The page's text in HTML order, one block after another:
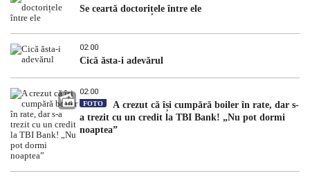
Se ceartă doctorițele între ele
02:00
Cică ăsta-i adevărul
02:00
FOTO
A crezut că își cumpără boiler în rate, dar s-
a trezit cu un credit la TBI Bank! „Nu pot dormi
noaptea”